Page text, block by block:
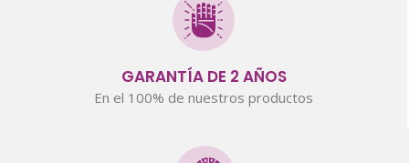
GARANTÍA DE 2 AÑOS
En el 100% de nuestros productos